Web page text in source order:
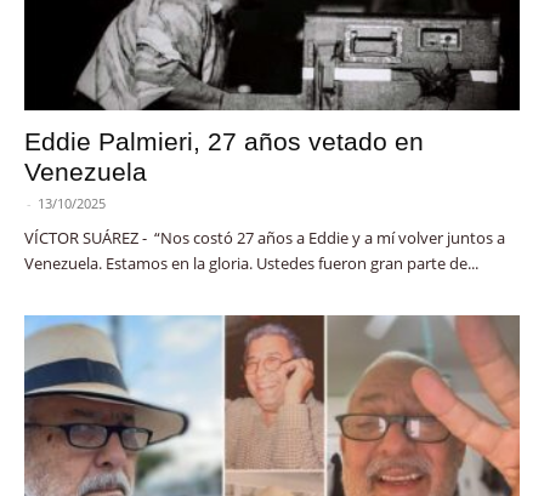
Eddie Palmieri, 27 años vetado en
Venezuela
- 13/10/2025
VÍCTOR SUÁREZ - “Nos costó 27 años a Eddie y a mí volver juntos a
Venezuela. Estamos en la gloria. Ustedes fueron gran parte de...